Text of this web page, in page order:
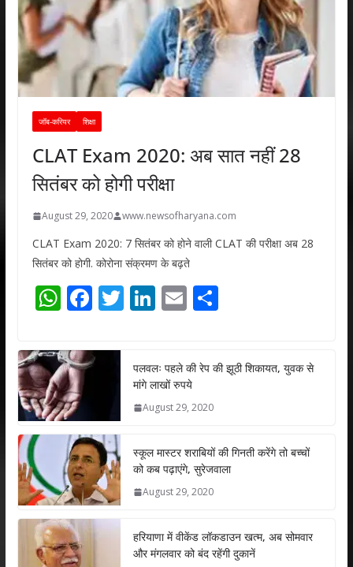
जॉब-करियर शिक्षा
CLAT Exam 2020: अब सात नहीं 28
सितंबर को होगी परीक्षा
August 29, 2020 www.newsofharyana.com
CLAT Exam 2020: 7 सितंबर को होने वाली CLAT की परीक्षा अब 28
सितंबर को होगी. कोरोना संक्रमण के बढ़ते
W
at
s
A
p
p
F
e
b
o
k
T
er
Li
e
dI
n
E
l
S
e
पलवलः पहले की रेप की झूठी शिकायत, युवक से
मांगे लाखों रुपये
August 29, 2020
स्कूल मास्टर शराबियों की गिनती करेंगे तो बच्चों
को कब पढ़ाएंगे, सुरेजवाला
August 29, 2020
हरियाणा में वीकेंड लॉकडाउन खत्म, अब सोमवार
और मंगलवार को बंद रहेंगी दुकानें